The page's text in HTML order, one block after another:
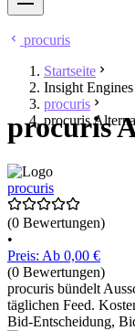
procuris
Startseite
Insight Engines
procuris
procuris
procuris
procuris
(0 Bewertungen)
•
Preis: Ab 0,00 €
(0 Bewertungen)
procuris bündelt
täglichen Feed.
Bid-Entscheidung,